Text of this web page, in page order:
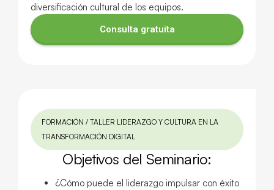
diversificación cultural de los equipos.
Consulta gratuita
FORMACIÓN / TALLER LIDERAZGO Y CULTURA EN LA
TRANSFORMACIÓN DIGITAL
Objetivos del Seminario:
¿Cómo puede el liderazgo impulsar con éxito